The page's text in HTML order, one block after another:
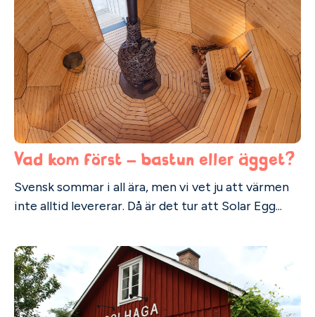
Vad kom först – bastun eller ägget?
Svensk sommar i all ära, men vi vet ju att värmen
inte alltid levererar. Då är det tur att Solar Egg...